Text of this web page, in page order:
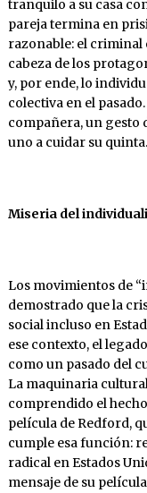
tranquilo a su casa
pareja termina en
razonable: el criminal
cabeza de los
y, por ende, lo
colectiva en el
compañera, un gesto
uno a cuidar su quinta.
Miseria del
Los movimientos de
demostrado que la
social incluso en
ese contexto, el
como un pasado del
La maquinaria
comprendido el
película de Redford,
cumple esa función:
radical en Estados
mensaje de su